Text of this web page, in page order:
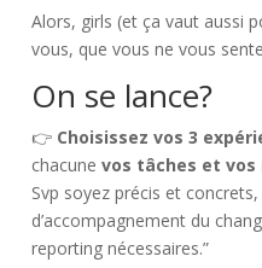
Alors, girls (et ça vaut aussi
vous, que vous ne vous
On se lance?
👉 Choisissez vos 3
chacunevos tâches et
Svp soyez précis et
d’accompagnement du
reporting nécessaires.”